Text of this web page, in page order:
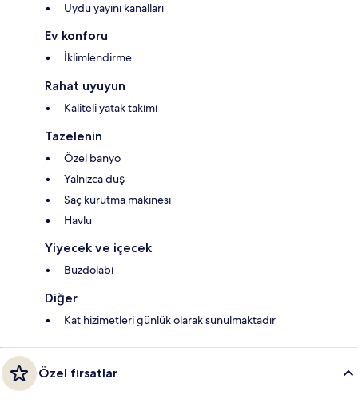
Uydu yayını kanalları
Ev konforu
İklimlendirme
Rahat uyuyun
Kaliteli yatak takımı
Tazelenin
Özel banyo
Yalnızca duş
Saç kurutma makinesi
Havlu
Yiyecek ve içecek
Buzdolabı
Diğer
Kat hizimetleri günlük olarak sunulmaktadır
Özel fırsatlar